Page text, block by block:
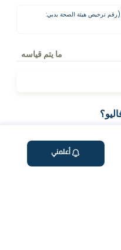
أعلمني
(رقم ترخيص هيئة الصحة بدبي:
ما يتم قياسه